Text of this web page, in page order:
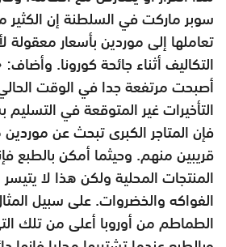
سوبر ماركت في السلطنة إن الكثير
تعاملها إلى موردين بأسعار
التكاليف أثناء جائحة كورونا.
أصبحت مرتفعة جدا في الوقت
التأخيرات غير المتوقعة في
فإن المتاجر الكبرى تبحث عن
قريبين منهم. وحيثما أمكن بالطبع
المنتجات المحلية ولكن هذا لا
الفواكه والخضروات. على سبيل
الطماطم من أوروبا أعلى من تلك